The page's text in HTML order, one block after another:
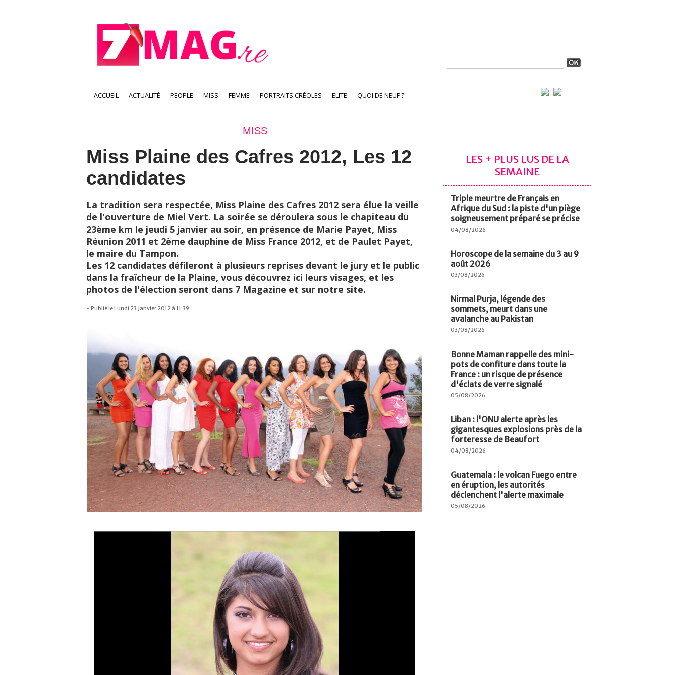
ACCUEIL ACTUALITÉ PEOPLE MISS FEMME PORTRAITS CRÉOLES ELITE QUOI DE NEUF ?
MISS
Miss Plaine des Cafres 2012, Les 12
candidates
La tradition sera respectée, Miss Plaine des Cafres 2012 sera élue la veille
de l'ouverture de Miel Vert. La soirée se déroulera sous le chapiteau du
23ème km le jeudi 5 janvier au soir, en présence de Marie Payet, Miss
Réunion 2011 et 2ème dauphine de Miss France 2012, et de Paulet Payet,
le maire du Tampon.
Les 12 candidates défileront à plusieurs reprises devant le jury et le public
dans la fraîcheur de la Plaine, vous découvrez ici leurs visages, et les
photos de l'élection seront dans 7 Magazine et sur notre site.
- Publié le Lundi 23 Janvier 2012 à 11:39
LES + PLUS LUS DE LA
SEMAINE
Triple meurtre de Français en
Afrique du Sud : la piste d'un piège
soigneusement préparé se précise
04/08/2026
Horoscope de la semaine du 3 au 9
août 2026
03/08/2026
Nirmal Purja, légende des
sommets, meurt dans une
avalanche au Pakistan
03/08/2026
Bonne Maman rappelle des mini-
pots de confiture dans toute la
France : un risque de présence
d'éclats de verre signalé
05/08/2026
Liban : l'ONU alerte après les
gigantesques explosions près de la
forteresse de Beaufort
04/08/2026
Guatemala : le volcan Fuego entre
en éruption, les autorités
déclenchent l'alerte maximale
05/08/2026